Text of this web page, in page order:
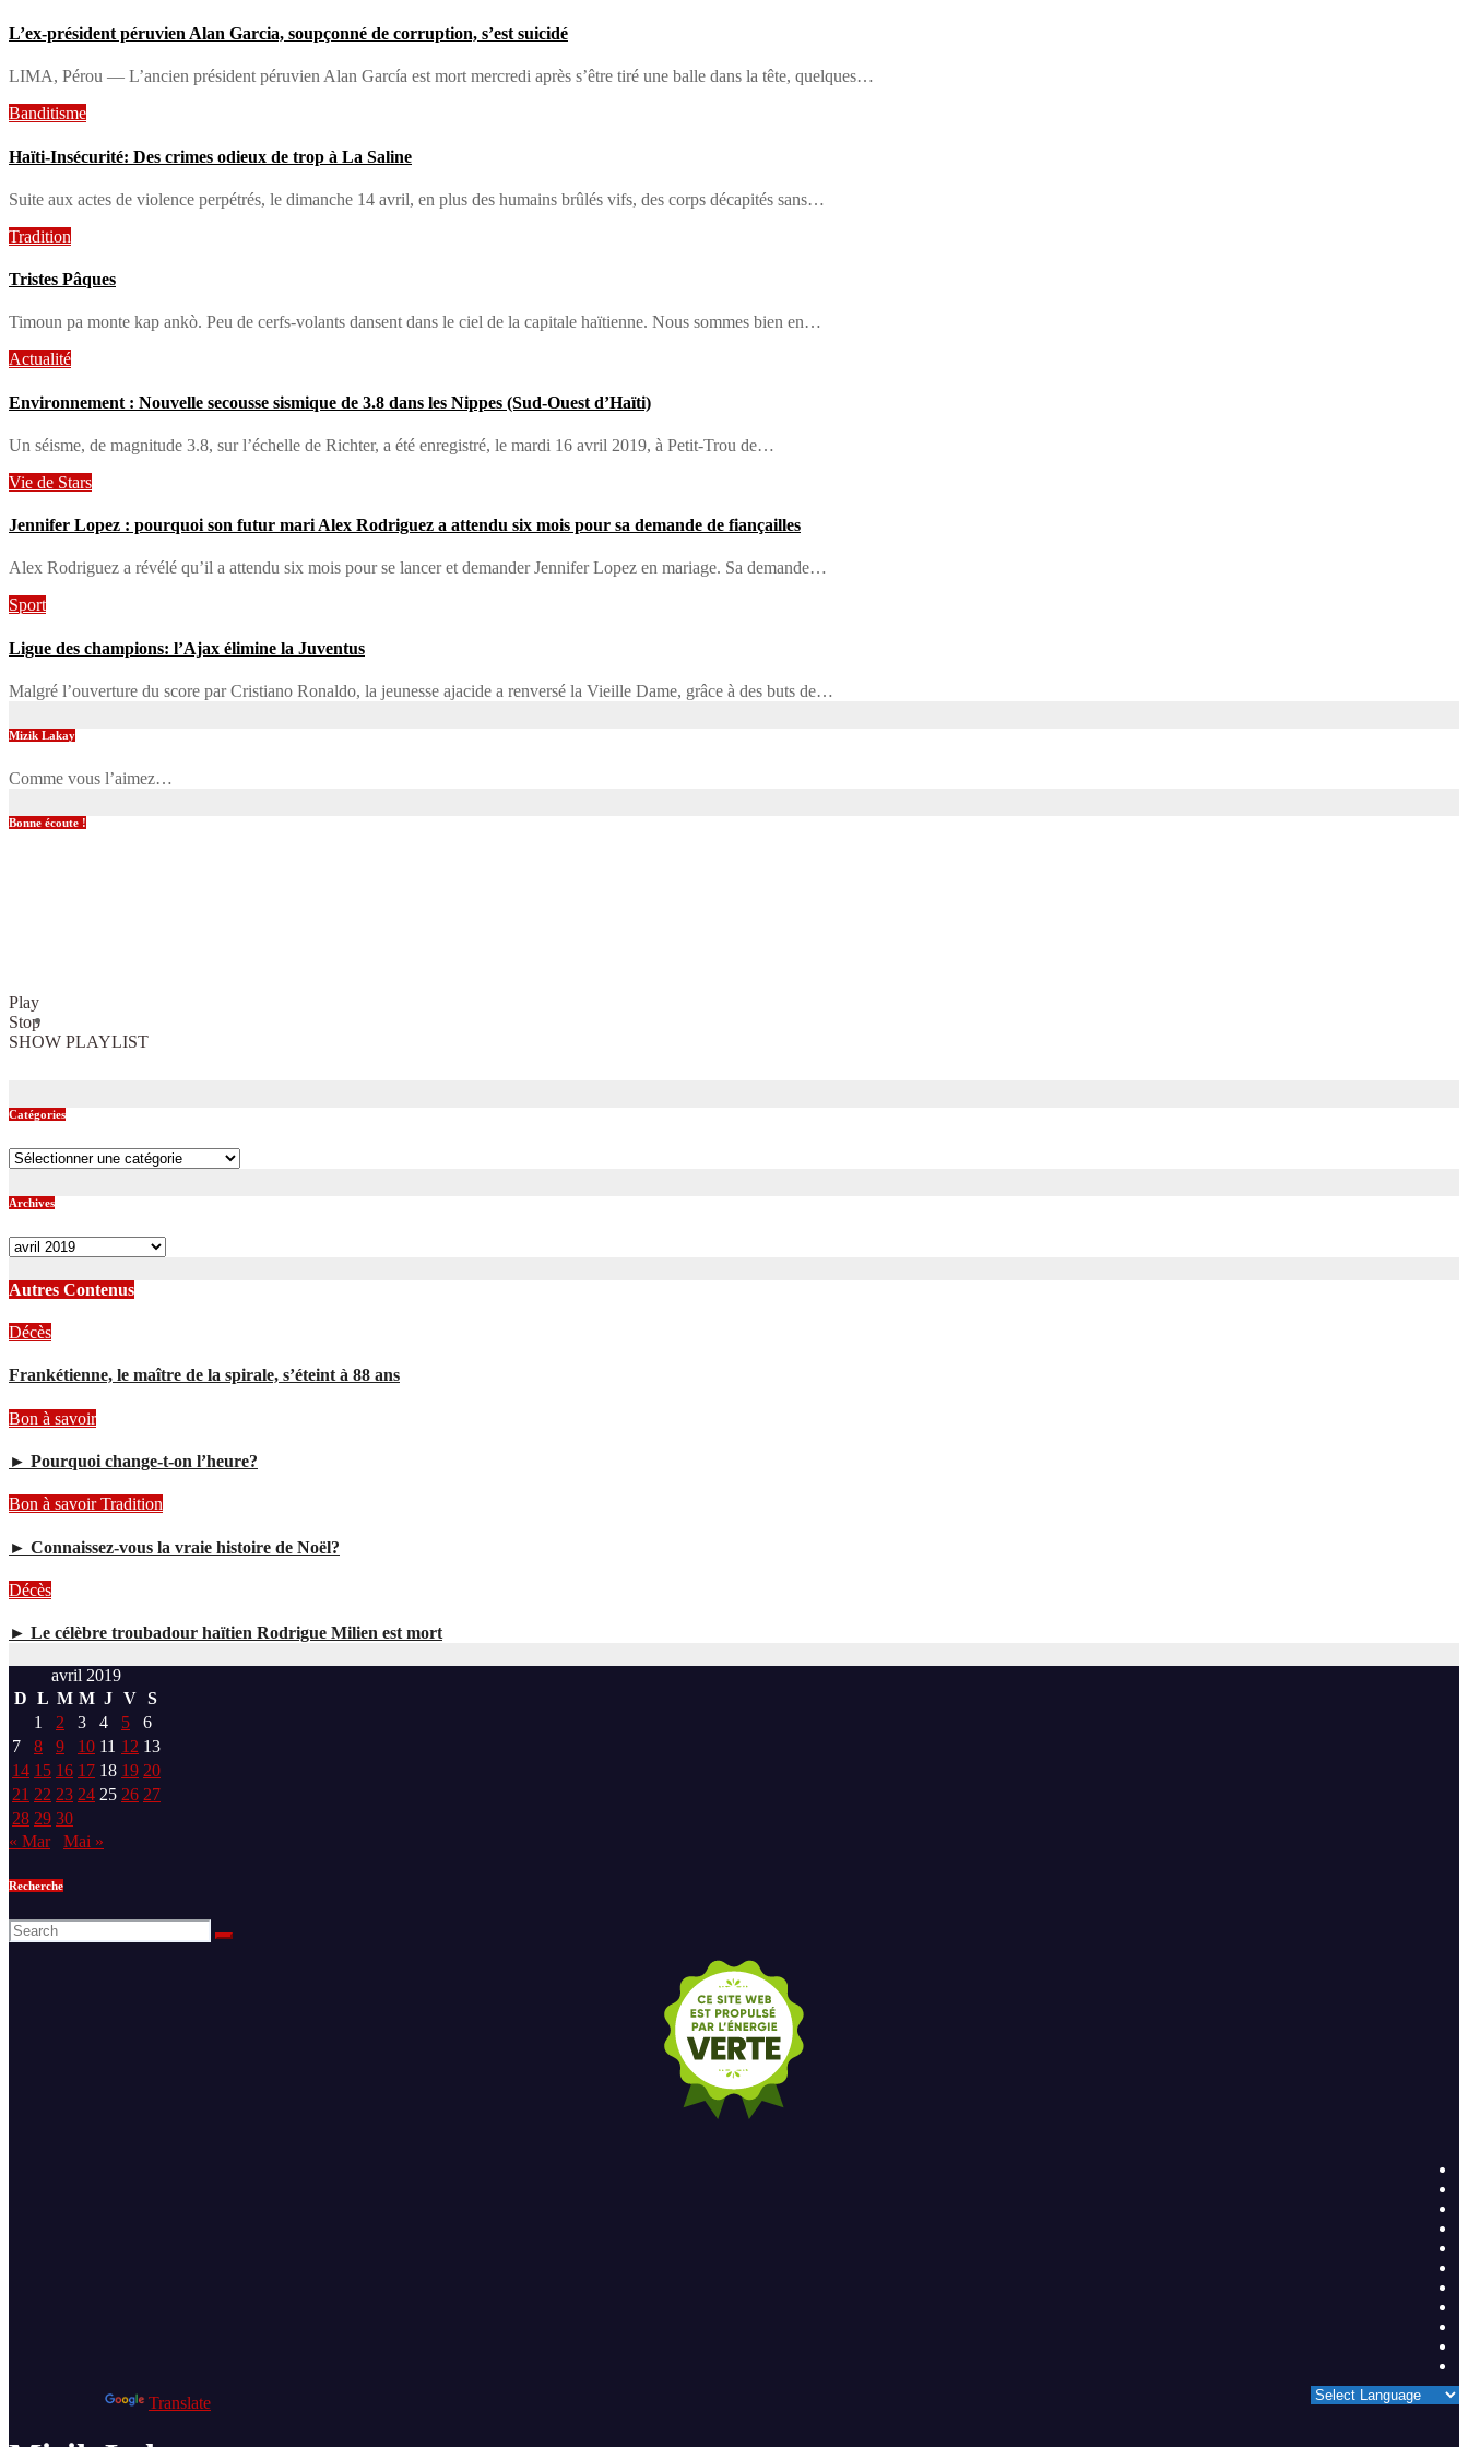
L’ex-président péruvien Alan Garcia, soupçonné de corruption, s’est suicidé
LIMA, Pérou — L’ancien président péruvien Alan García est mort mercredi après s’être tiré une balle dans la tête, quelques…
Banditisme
Haïti-Insécurité: Des crimes odieux de trop à La Saline
Suite aux actes de violence perpétrés, le dimanche 14 avril, en plus des humains brûlés vifs, des corps décapités sans…
Tradition
Tristes Pâques
Timoun pa monte kap ankò. Peu de cerfs-volants dansent dans le ciel de la capitale haïtienne. Nous sommes bien en…
Actualité
Environnement : Nouvelle secousse sismique de 3.8 dans les Nippes (Sud-Ouest d’Haïti)
Un séisme, de magnitude 3.8, sur l’échelle de Richter, a été enregistré, le mardi 16 avril 2019, à Petit-Trou de…
Vie de Stars
Jennifer Lopez : pourquoi son futur mari Alex Rodriguez a attendu six mois pour sa demande de fiançailles
Alex Rodriguez a révélé qu’il a attendu six mois pour se lancer et demander Jennifer Lopez en mariage. Sa demande…
Sport
Ligue des champions: l’Ajax élimine la Juventus
Malgré l’ouverture du score par Cristiano Ronaldo, la jeunesse ajacide a renversé la Vieille Dame, grâce à des buts de…
Mizik Lakay
Comme vous l’aimez…
Bonne écoute !
Play
Stop
SHOW PLAYLIST
Catégories
Catégories
Archives
Archives
Autres Contenus
Décès
Frankétienne, le maître de la spirale, s’éteint à 88 ans
Bon à savoir
► Pourquoi change-t-on l’heure?
Bon à savoirTradition
► Connaissez-vous la vraie histoire de Noël?
Décès
► Le célèbre troubadour haïtien Rodrigue Milien est mort
avril 2019
D L M M J V S
1
2 3 4 5
6
7
8 9 10 11 12 13
14 15 16 17 18 19 20
21 22 23 24 25 26 27
28 29 30
« Mar
Mai »
Recherche
Translate